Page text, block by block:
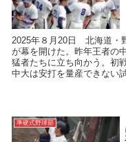
2025年８月20日 北海道・
が幕を開けた。昨年王者の
猛者たちに立ち向かう。初
中大は安打を量産できない
準硬式野球部